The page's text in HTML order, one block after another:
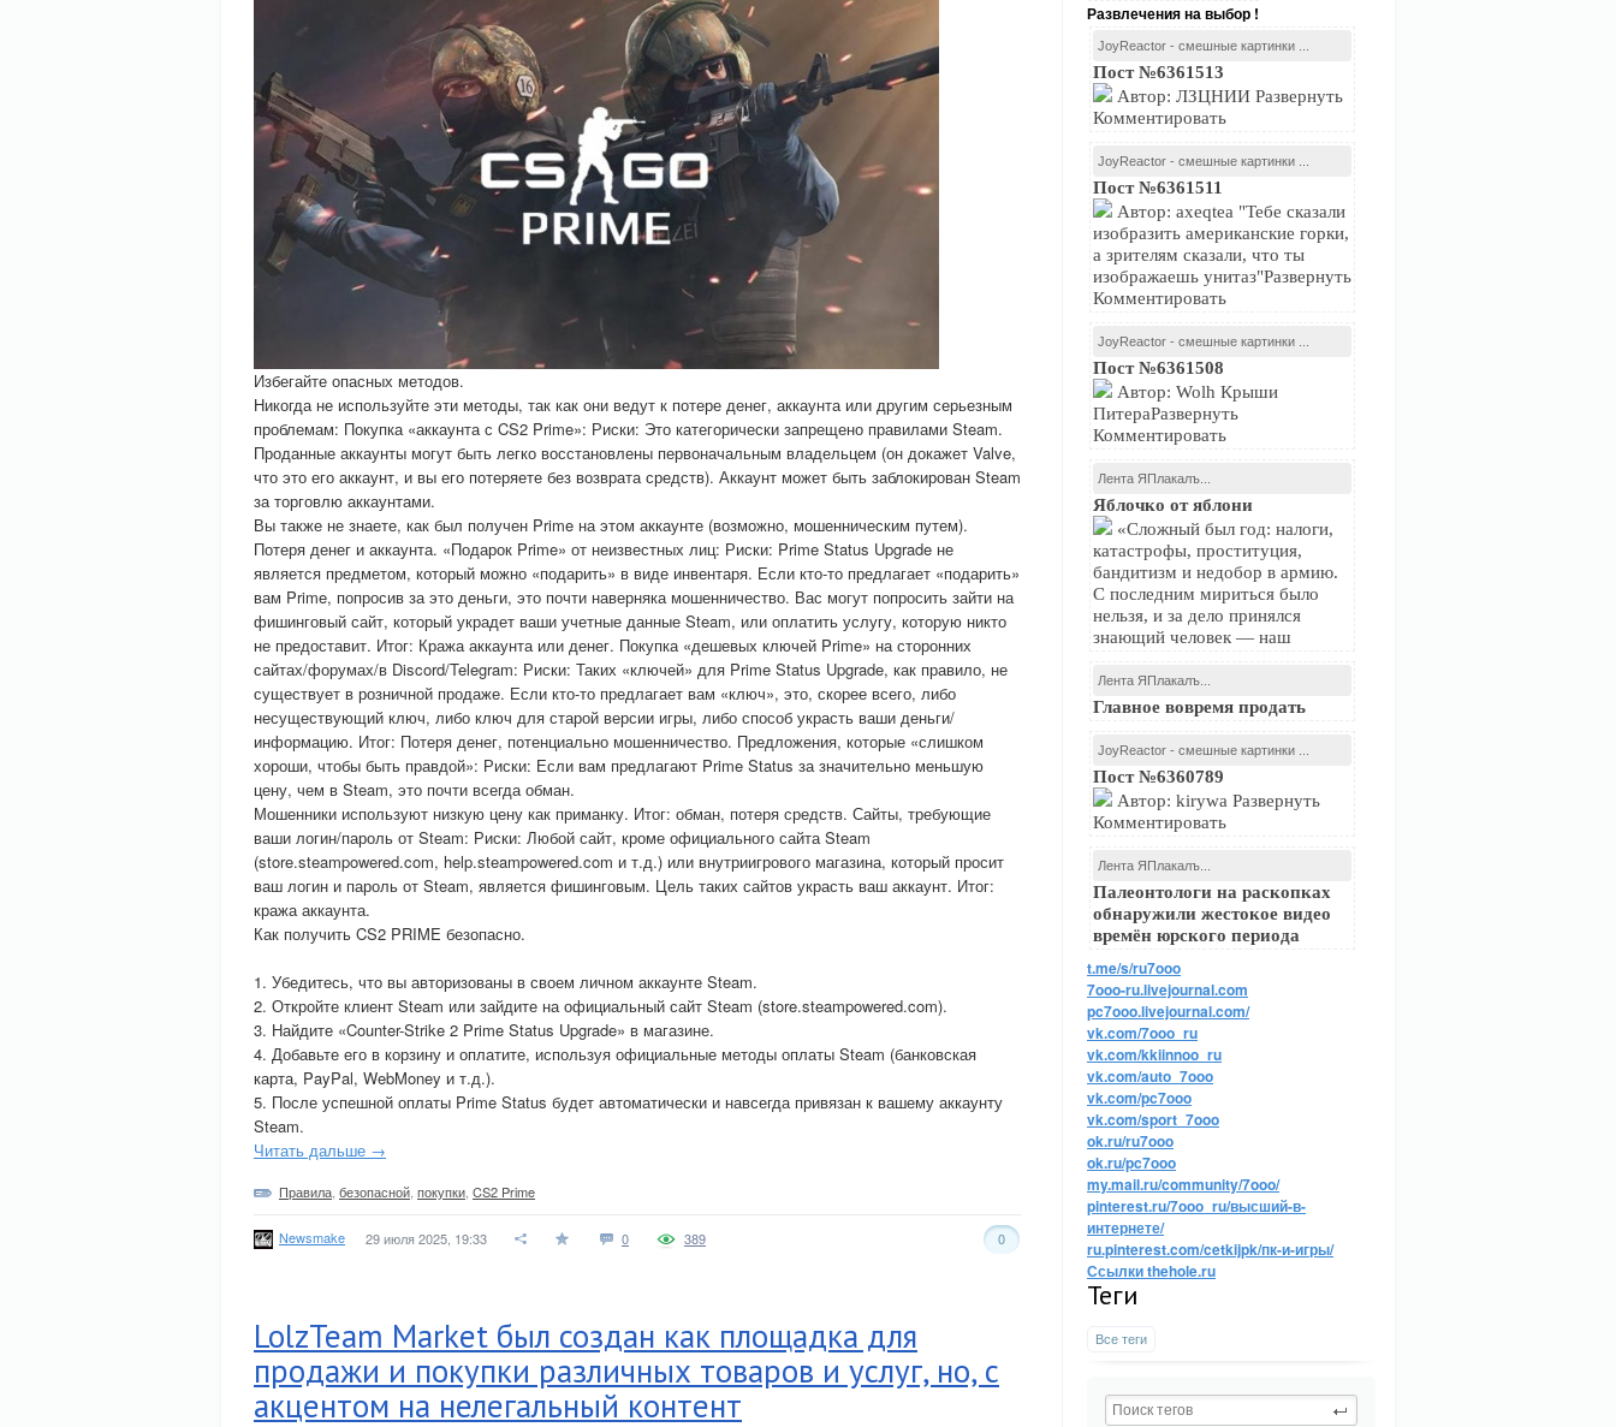
Развлечения на выбор !
JoyReactor - смешные картинки ...
Пост №6361513
Автор: ЛЗЦНИИ Развернуть
Комментировать
JoyReactor - смешные картинки ...
Пост №6361511
Автор: axeqtea "Тебе сказали
изобразить американские горки,
а зрителям сказали, что ты
изображаешь унитаз"Развернуть
Комментировать
JoyReactor - смешные картинки ...
Пост №6361508
Автор: Wolh Крыши
ПитераРазвернуть
Комментировать
Лента ЯПлакалъ...
Яблочко от яблони
«Сложный был год: налоги,
катастрофы, проституция,
бандитизм и недобор в армию.
С последним мириться было
нельзя, и за дело принялся
знающий человек — наш
Лента ЯПлакалъ...
Главное вовремя продать
JoyReactor - смешные картинки ...
Пост №6360789
Автор: kirywa Развернуть
Комментировать
Лента ЯПлакалъ...
Палеонтологи на раскопках
обнаружили жестокое видео
времён юрского периода
t.me/s/ru7ooo
7ooo-ru.livejournal.com
pc7ooo.livejournal.com/
vk.com/7ooo_ru
vk.com/kkiinnoo_ru
vk.com/auto_7ooo
vk.com/pc7ooo
vk.com/sport_7ooo
ok.ru/ru7ooo
ok.ru/pc7ooo
my.mail.ru/community/7ooo/
pinterest.ru/7ooo_ru/высший-в-
интернете/
ru.pinterest.com/cetkijpk/пк-и-игры/
Ссылки thehole.ru
Теги
Все теги
Избегайте опасных методов.
Никогда не используйте эти методы, так как они ведут к потере денег, аккаунта или другим серьезным
проблемам: Покупка «аккаунта с CS2 Prime»: Риски: Это категорически запрещено правилами Steam.
Проданные аккаунты могут быть легко восстановлены первоначальным владельцем (он докажет Valve,
что это его аккаунт, и вы его потеряете без возврата средств). Аккаунт может быть заблокирован Steam
за торговлю аккаунтами.
Вы также не знаете, как был получен Prime на этом аккаунте (возможно, мошенническим путем).
Потеря денег и аккаунта. «Подарок Prime» от неизвестных лиц: Риски: Prime Status Upgrade не
является предметом, который можно «подарить» в виде инвентаря. Если кто-то предлагает «подарить»
вам Prime, попросив за это деньги, это почти наверняка мошенничество. Вас могут попросить зайти на
фишинговый сайт, который украдет ваши учетные данные Steam, или оплатить услугу, которую никто
не предоставит. Итог: Кража аккаунта или денег. Покупка «дешевых ключей Prime» на сторонних
сайтах/форумах/в Discord/Telegram: Риски: Таких «ключей» для Prime Status Upgrade, как правило, не
существует в розничной продаже. Если кто-то предлагает вам «ключ», это, скорее всего, либо
несуществующий ключ, либо ключ для старой версии игры, либо способ украсть ваши деньги/
информацию. Итог: Потеря денег, потенциально мошенничество. Предложения, которые «слишком
хороши, чтобы быть правдой»: Риски: Если вам предлагают Prime Status за значительно меньшую
цену, чем в Steam, это почти всегда обман.
Мошенники используют низкую цену как приманку. Итог: обман, потеря средств. Сайты, требующие
ваши логин/пароль от Steam: Риски: Любой сайт, кроме официального сайта Steam
(store.steampowered.com, help.steampowered.com и т.д.) или внутриигрового магазина, который просит
ваш логин и пароль от Steam, является фишинговым. Цель таких сайтов украсть ваш аккаунт. Итог:
кража аккаунта.
Как получить CS2 PRIME безопасно.
1. Убедитесь, что вы авторизованы в своем личном аккаунте Steam.
2. Откройте клиент Steam или зайдите на официальный сайт Steam (store.steampowered.com).
3. Найдите «Counter-Strike 2 Prime Status Upgrade» в магазине.
4. Добавьте его в корзину и оплатите, используя официальные методы оплаты Steam (банковская
карта, PayPal, WebMoney и т.д.).
5. После успешной оплаты Prime Status будет автоматически и навсегда привязан к вашему аккаунту
Steam.
Читать дальше →
Правила безопасной покупки CS2 Prime
Newsmake 29 июля 2025, 19:33 0 0
389
LolzTeam Market был создан как площадка для
продажи и покупки различных товаров и услуг, но, с
акцентом на нелегальный контент